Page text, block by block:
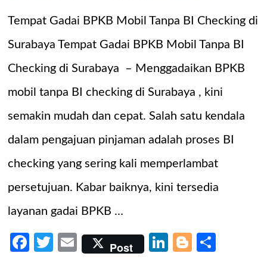
Tempat Gadai BPKB Mobil Tanpa BI Checking di
Surabaya Tempat Gadai BPKB Mobil Tanpa BI
Checking di Surabaya – Menggadaikan BPKB
mobil tanpa BI checking di Surabaya , kini
semakin mudah dan cepat. Salah satu kendala
dalam pengajuan pinjaman adalah proses BI
checking yang sering kali memperlambat
persetujuan. Kabar baiknya, kini tersedia
layanan gadai BPKB …
Facebook
Twitter
EmailPost LinkedIn
Blogger